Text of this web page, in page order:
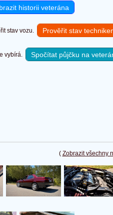
stav vozu. Prověřit stav
vybírá. Spočítat půjčku na
( Zobrazit všechny